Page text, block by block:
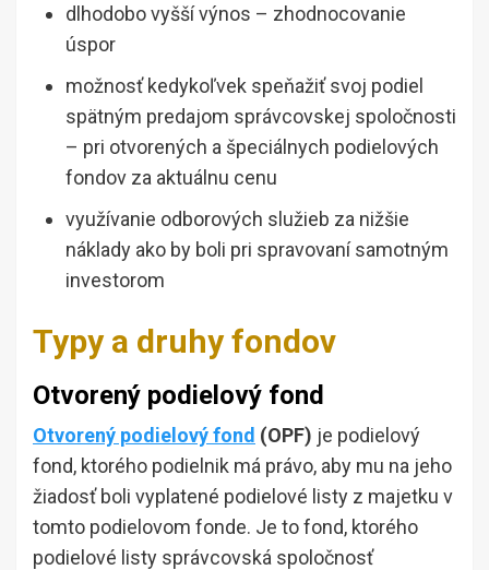
dlhodobo vyšší výnos – zhodnocovanie
úspor
možnosť kedykoľvek speňažiť svoj podiel
spätným predajom správcovskej spoločnosti
– pri otvorených a špeciálnych podielových
fondov za aktuálnu cenu
využívanie odborových služieb za nižšie
náklady ako by boli pri spravovaní samotným
investorom
Typy a druhy fondov
Otvorený podielový fond
Otvorený podielový fond (OPF) je podielový
fond, ktorého podielnik má právo, aby mu na jeho
žiadosť boli vyplatené podielové listy z majetku v
tomto podielovom fonde. Je to fond, ktorého
podielové listy správcovská spoločnosť